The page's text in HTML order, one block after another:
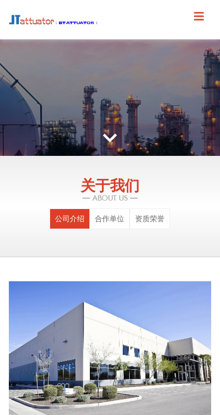
关于我们
— ABOUT US —
公司介绍 合作单位 资质荣誉